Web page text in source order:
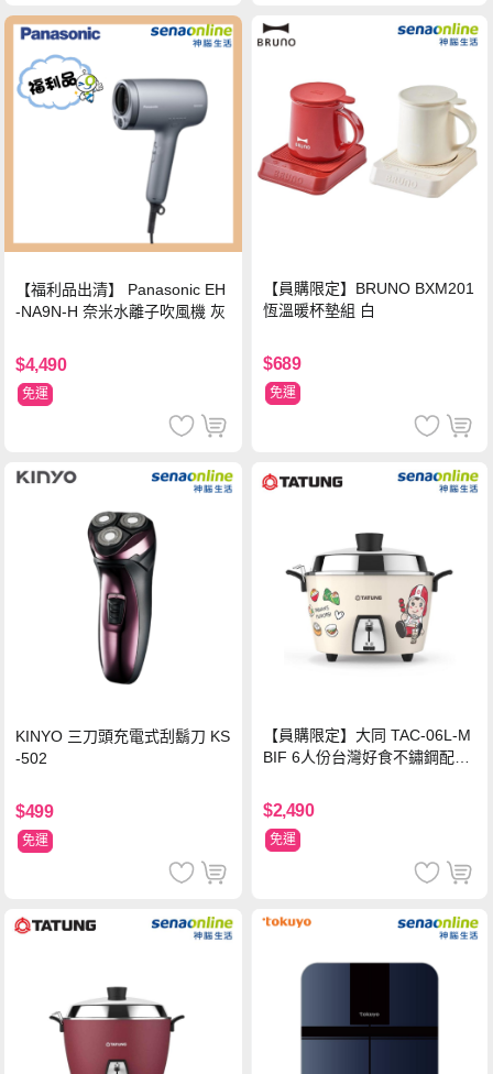
【福利品出清】 Panasonic EH
-NA9N-H 奈米水離子吹風機 灰
$4,490
免運
【員購限定】BRUNO BXM201
恆溫暖杯墊組 白
$689
免運
KINYO 三刀頭充電式刮鬍刀 KS
-502
$499
免運
【員購限定】大同 TAC-06L-M
BIF 6人份台灣好食不鏽鋼配件
$2,490
免運